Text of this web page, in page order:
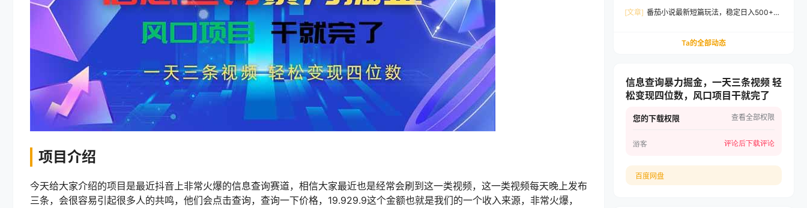
项目介绍
今天给大家介绍的项目是最近抖音上非常火爆的信息查询赛道，相信大家最近也是经常会刷到这一类视频，这一类视频每天晚上发布
三条，会很容易引起很多人的共鸣，他们会点击查询，查询一下价格，19.929.9这个金额也就是我们的一个收入来源，非常火爆，
[文章] 番茄小说最新短篇玩法，稳定日入500+！
Ta的全部动态
信息查询暴力掘金，一天三条视频 轻
松变现四位数，风口项目干就完了
您的下载权限 查看全部权限
游客 评论后下载评论
百度网盘